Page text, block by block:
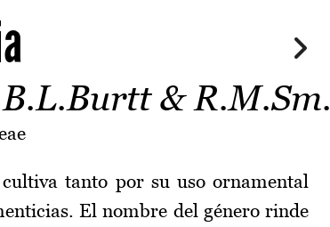
& R.M.Sm.
tanto por su uso ornamental
El nombre del género rinde